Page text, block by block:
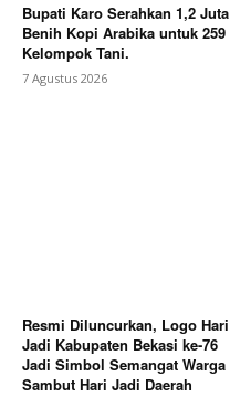
Bagikan Artikel
Bupati Karo Serahkan 1,2 Juta
Benih Kopi Arabika untuk 259
Kelompok Tani.
7 Agustus 2026
Resmi Diluncurkan, Logo Hari
Jadi Kabupaten Bekasi ke-76
Jadi Simbol Semangat Warga
Sambut Hari Jadi Daerah